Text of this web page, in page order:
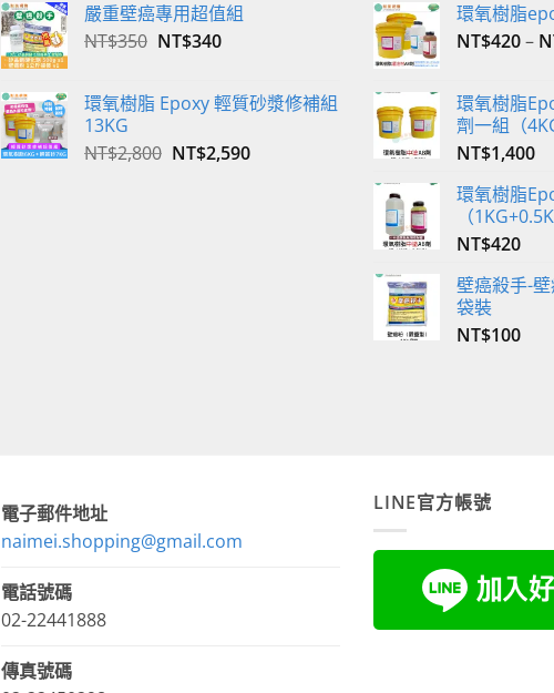
嚴重壁癌專用超值組
NT$350 原
格：
NT$340目
格：
環氧樹脂 Epoxy 輕質砂漿修補組
13KG
NT$2,800 原
NT$2,590目
環氧樹脂
NT$420–
環氧樹脂
劑一組（
NT$1,400
環氧樹脂
（
NT$420
壁癌殺手-
袋裝
NT$100
電子郵件地址
naimei.shopping@gmail.com
電話號碼
02-22441888
傳真號碼
LINE官方帳號